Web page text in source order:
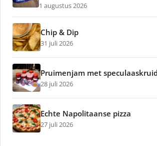
1 augustus 2026
Chip & Dip
31 juli 2026
Pruimenjam met
28 juli 2026
Echte Napolitaanse pizza
27 juli 2026